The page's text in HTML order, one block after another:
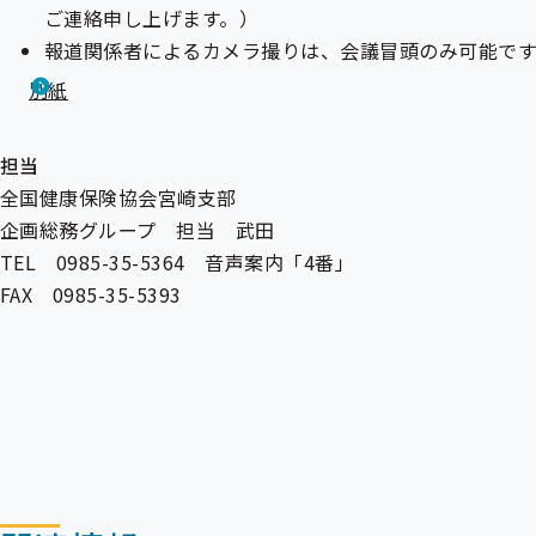
ご連絡申し上げます。）
報道関係者によるカメラ撮りは、会議冒頭のみ可能で
別紙
担当
全国健康保険協会宮崎支部
企画総務グループ 担当 武田
TEL 0985-35-5364 音声案内「4番」
FAX 0985-35-5393